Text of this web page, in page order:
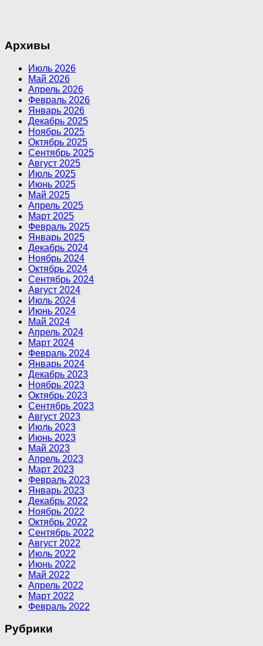
Архивы
Июль 2026
Май 2026
Апрель 2026
Февраль 2026
Январь 2026
Декабрь 2025
Ноябрь 2025
Октябрь 2025
Сентябрь 2025
Август 2025
Июль 2025
Июнь 2025
Май 2025
Апрель 2025
Март 2025
Февраль 2025
Январь 2025
Декабрь 2024
Ноябрь 2024
Октябрь 2024
Сентябрь 2024
Август 2024
Июль 2024
Июнь 2024
Май 2024
Апрель 2024
Март 2024
Февраль 2024
Январь 2024
Декабрь 2023
Ноябрь 2023
Октябрь 2023
Сентябрь 2023
Август 2023
Июль 2023
Июнь 2023
Май 2023
Апрель 2023
Март 2023
Февраль 2023
Январь 2023
Декабрь 2022
Ноябрь 2022
Октябрь 2022
Сентябрь 2022
Август 2022
Июль 2022
Июнь 2022
Май 2022
Апрель 2022
Март 2022
Февраль 2022
Рубрики